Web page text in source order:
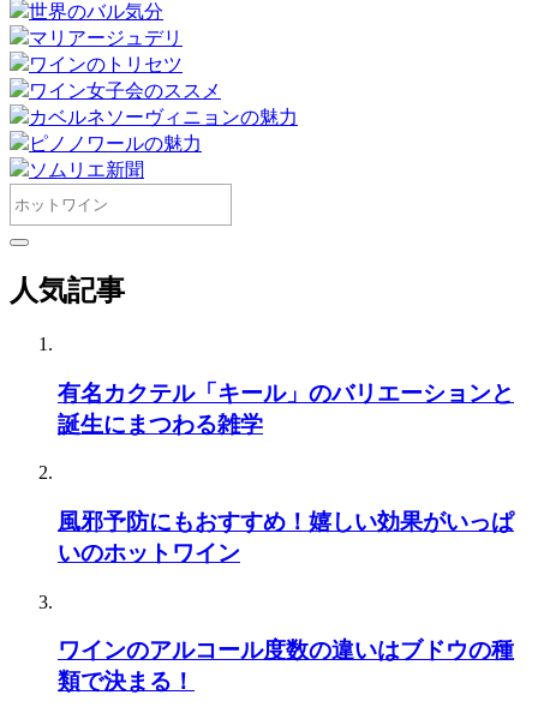
世界のバル気分
マリアージュデリ
ワインのトリセツ
ワイン女子会のススメ
カベルネソーヴィニョンの魅力
ピノノワールの魅力
ソムリエ新聞
人気記事
有名カクテル「キール」のバリエーションと
誕生にまつわる雑学
風邪予防にもおすすめ！嬉しい効果がいっぱ
いのホットワイン
ワインのアルコール度数の違いはブドウの種
類で決まる！